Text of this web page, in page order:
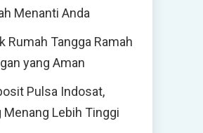
Menanti Anda
Rumah Tangga Ramah
yang Aman
Pulsa Indosat,
Menang Lebih Tinggi